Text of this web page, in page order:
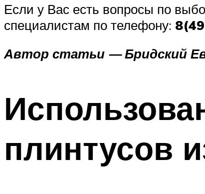
Если у Вас есть вопросы по
специалистам по телефону:
Автор статьи — Бридский
плинтусов